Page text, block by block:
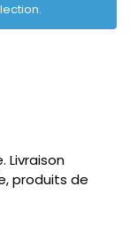
Livraison
produits de